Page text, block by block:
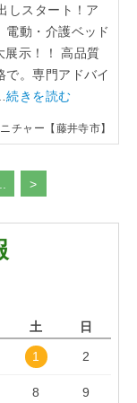
しスタート！ア
電動・介護ベッド
展示！！ 高品質
で。専門アドバイ
続きを読む
チャー【藤井寺市】
>
土 日
1 2
8 9